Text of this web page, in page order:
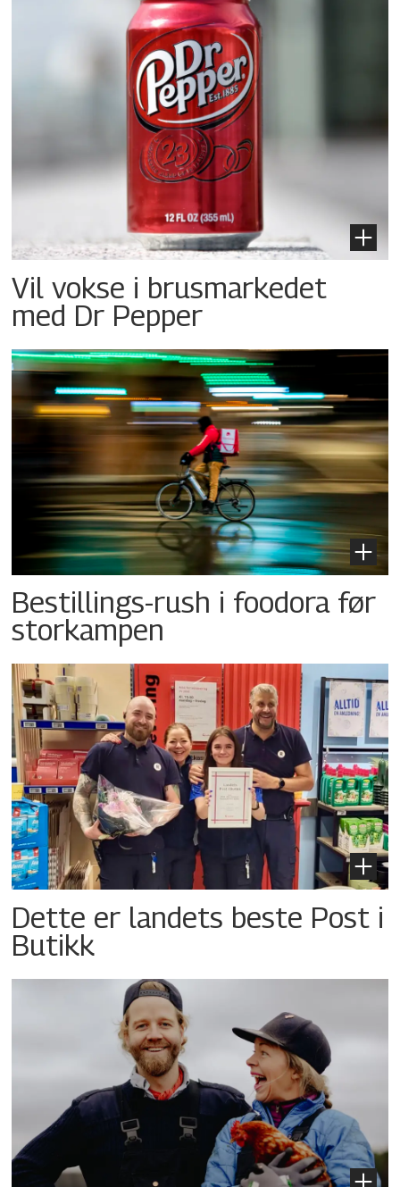
Vil vokse i brusmarkedet
med Dr Pepper
Bestillings-rush i foodora før
storkampen
Dette er landets beste Post i
Butikk